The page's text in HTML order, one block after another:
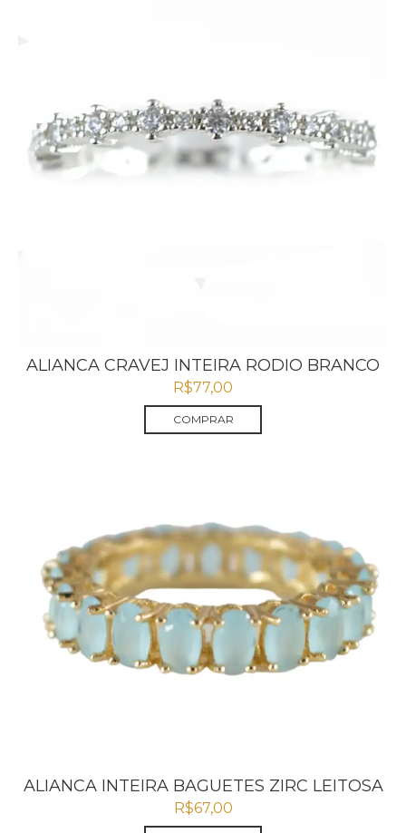
ALIANCA CRAVEJ INTEIRA RODIO BRANCO
R$77,00
COMPRAR
ALIANCA INTEIRA BAGUETES ZIRC LEITOSA
R$67,00